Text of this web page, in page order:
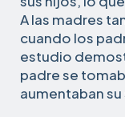
A las madres
cuando los
estudio
padre se
aumentaban